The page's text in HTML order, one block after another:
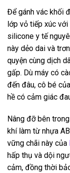
Để gánh vác khối
lớp vỏ tiếp xúc
silicone y tế
này dẻo dai và
quyện cùng dịch
gấp. Dù máy có
đến đâu, cô bé
hề có cảm giác
Nâng đỡ bên
khí làm từ nhựa
vững chãi này của
hấp thụ và dội
cảm, đồng thời